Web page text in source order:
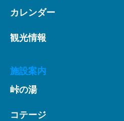
カレンダー
観光情報
施設案内
峠の湯
コテージ